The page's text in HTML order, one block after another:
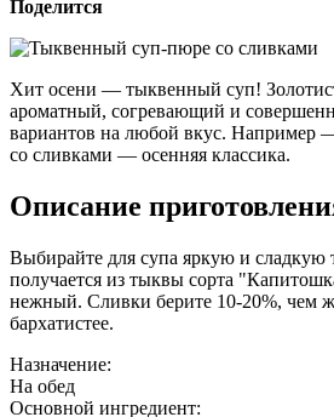
Поделится
Хит осени — тыквенный суп!
ароматный, согревающий и
вариантов на любой вкус. Например
со сливками — осенняя классика.
Описание
Выбирайте для супа яркую и сладкую
получается из тыквы сорта
нежный. Сливки берите 10-20%, чем
бархатистее.
Назначение:
На обед
Основной ингредиент: